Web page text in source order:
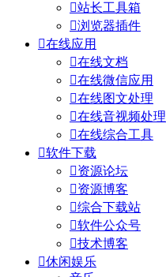
站长工具箱
浏览器插件
在线应用
在线文档
在线微信应用
在线图文处理
在线音视频处理
在线综合工具
软件下载
资源论坛
资源博客
综合下载站
软件公众号
技术博客
休闲娱乐